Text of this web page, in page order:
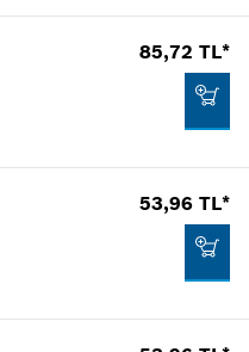
85,72 TL*
53,96 TL*